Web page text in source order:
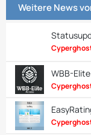
Weitere News
WBB-